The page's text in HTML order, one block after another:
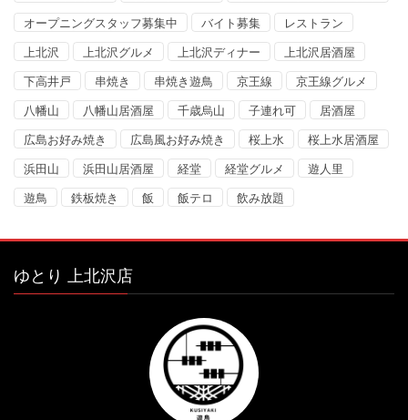
オープニングスタッフ募集中 バイト募集 レストラン
上北沢 上北沢グルメ 上北沢ディナー 上北沢居酒屋
下高井戸 串焼き 串焼き遊鳥 京王線 京王線グルメ
八幡山 八幡山居酒屋 千歳烏山 子連れ可 居酒屋
広島お好み焼き 広島風お好み焼き 桜上水 桜上水居酒屋
浜田山 浜田山居酒屋 経堂 経堂グルメ 遊人里
遊鳥 鉄板焼き 飯 飯テロ 飲み放題
ゆとり 上北沢店